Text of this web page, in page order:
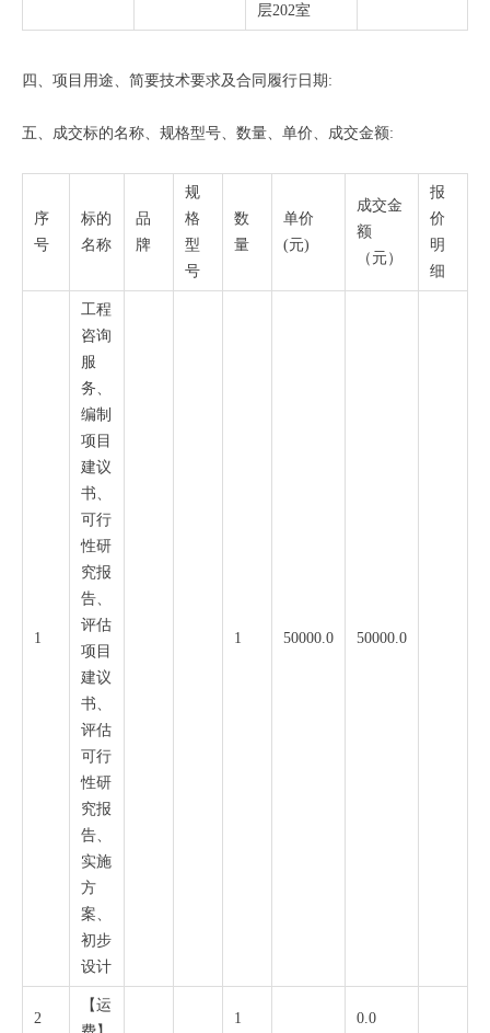
层202室
四、项目用途、简要技术要求及合同履行日期:
五、成交标的名称、规格型号、数量、单价、成交金额:
序
号
标的
名称
品
牌
规
格
型
号
数
量
单价
(元)
成交金
额
（元）
报
价
明
细
1
工程
咨询
服
务、
编制
项目
建议
书、
可行
性研
究报
告、
评估
项目
建议
书、
评估
可行
性研
究报
告、
实施
方
案、
初步
设计
1 50000.0 50000.0
2
【运
1 0.0